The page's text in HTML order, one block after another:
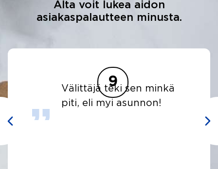
Alta voit lukea aidon
asiakaspalautteen minusta.
Kaikki meni niin kuin
sovittiin ja myyjään sai
9